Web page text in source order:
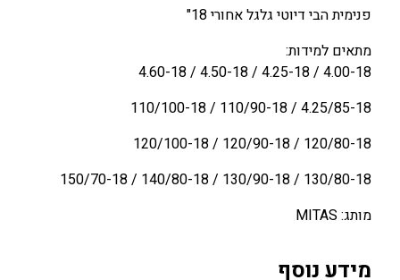
0
0
0
.
₪
ב
י
ד
ו
ט
י
ג
ג
א
פנימית הבי דיוטי גלגל אחורי 18"
מתאים למידות:
4.00-18 / 4.25-18 / 4.50-18 / 4.60-18
4.25/85-18 / 110/90-18 / 110/100-18
120/80-18 / 120/90-18 / 120/100-18
130/80-18 / 130/90-18 / 140/80-18 / 150/70-18
מותג: MITAS
מידע נוסף